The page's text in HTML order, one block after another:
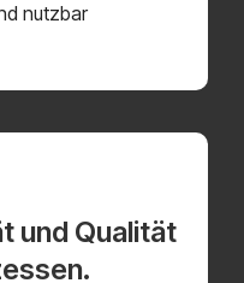
nutzbar
und Qualität